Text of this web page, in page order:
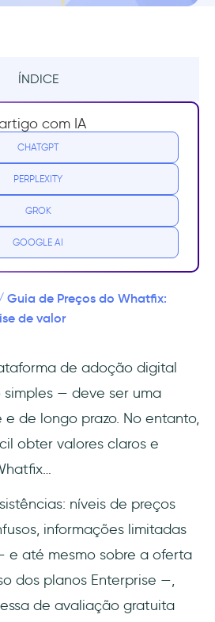
ÍNDICE
é usado?
de preços do Whatfix?
o custo?
melhor ao Whatfix
os planos da
finais: Escolhendo o plano
o Whatfix para a adoção
com IA
CHATGPT
PERPLEXITY
GROK
GOOGLE AI
Guia de Preços do Whatfix:
de valor
de adoção digital
simples — deve ser uma
de longo prazo. No entanto,
obter valores claros e
níveis de preços
informações limitadas
e até mesmo sobre a oferta
dos planos Enterprise —,
de avaliação gratuita